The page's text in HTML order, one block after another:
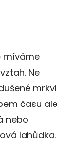
míváme
Ne
mrkvi
času ale
nebo
lahůdka.